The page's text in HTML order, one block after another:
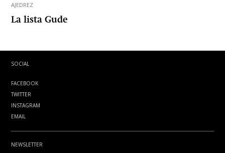
AJEDREZ
La lista Gude
SOCIAL
FACEBOOK
TWITTER
INSTAGRAM
EMAIL
NEWSLETTER